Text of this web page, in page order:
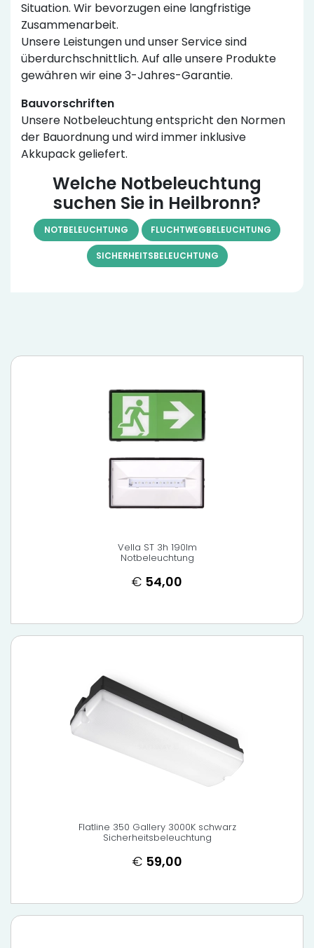
Situation. Wir bevorzugen eine langfristige
Zusammenarbeit.
Unsere Leistungen und unser Service sind
überdurchschnittlich. Auf alle unsere Produkte
gewähren wir eine 3-Jahres-Garantie.
Bauvorschriften
Unsere Notbeleuchtung entspricht den Normen
der Bauordnung und wird immer inklusive
Akkupack geliefert.
Welche Notbeleuchtung
suchen Sie in Heilbronn?
NOTBELEUCHTUNG FLUCHTWEGBELEUCHTUNG
SICHERHEITSBELEUCHTUNG
Vella ST 3h 190lm
Notbeleuchtung
€ 54,00
Flatline 350 Gallery 3000K schwarz
Sicherheitsbeleuchtung
€ 59,00